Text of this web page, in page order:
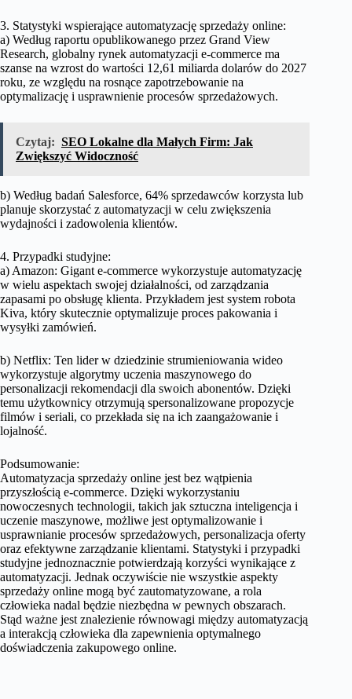
3. Statystyki wspierające automatyzację sprzedaży online:
a) Według raportu opublikowanego przez Grand View
Research, globalny rynek automatyzacji e-commerce ma
szanse na wzrost do wartości 12,61 miliarda dolarów do 2027
roku, ze względu na rosnące zapotrzebowanie na
optymalizację i usprawnienie procesów sprzedażowych.
Czytaj: SEO Lokalne dla Małych Firm: Jak
Zwiększyć Widoczność
b) Według badań Salesforce, 64% sprzedawców korzysta lub
planuje skorzystać z automatyzacji w celu zwiększenia
wydajności i zadowolenia klientów.
4. Przypadki studyjne:
a) Amazon: Gigant e-commerce wykorzystuje automatyzację
w wielu aspektach swojej działalności, od zarządzania
zapasami po obsługę klienta. Przykładem jest system robota
Kiva, który skutecznie optymalizuje proces pakowania i
wysyłki zamówień.
b) Netflix: Ten lider w dziedzinie strumieniowania wideo
wykorzystuje algorytmy uczenia maszynowego do
personalizacji rekomendacji dla swoich abonentów. Dzięki
temu użytkownicy otrzymują spersonalizowane propozycje
filmów i seriali, co przekłada się na ich zaangażowanie i
lojalność.
Podsumowanie:
Automatyzacja sprzedaży online jest bez wątpienia
przyszłością e-commerce. Dzięki wykorzystaniu
nowoczesnych technologii, takich jak sztuczna inteligencja i
uczenie maszynowe, możliwe jest optymalizowanie i
usprawnianie procesów sprzedażowych, personalizacja oferty
oraz efektywne zarządzanie klientami. Statystyki i przypadki
studyjne jednoznacznie potwierdzają korzyści wynikające z
automatyzacji. Jednak oczywiście nie wszystkie aspekty
sprzedaży online mogą być zautomatyzowane, a rola
człowieka nadal będzie niezbędna w pewnych obszarach.
Stąd ważne jest znalezienie równowagi między automatyzacją
a interakcją człowieka dla zapewnienia optymalnego
doświadczenia zakupowego online.